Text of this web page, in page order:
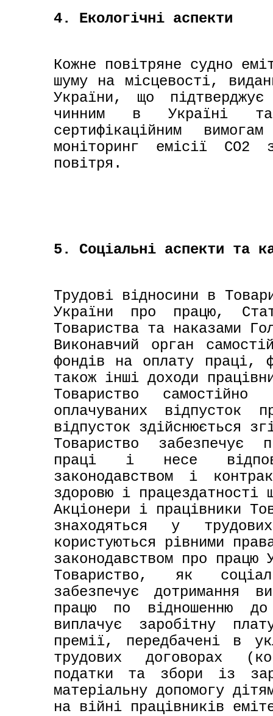
4. Екологічні аспекти
Кожне повітряне судно
шуму на місцевості,
України, що підтверджує
чинним в Україні та
сертифікаційним
моніторинг емісії СО2
повітря.
5. Соціальні аспекти та
Трудові відносини в
України про працю,
Товариства та наказами
Виконавчий орган
фондів на оплату праці,
також інші доходи
Товариство самостійно
оплачуваних відпусток
відпусток здійснюється
Товариство забезпечує
праці і несе
законодавством і
здоровю і працездатності
Акціонери і працівники
знаходяться у
користуються рівними
законодавством про працю
Товариство, як
забезпечує дотримання
працю по відношенню до
виплачує заробітну
премії, передбачені в
трудових договорах
податки та збори із
матеріальну допомогу
на війні працівників